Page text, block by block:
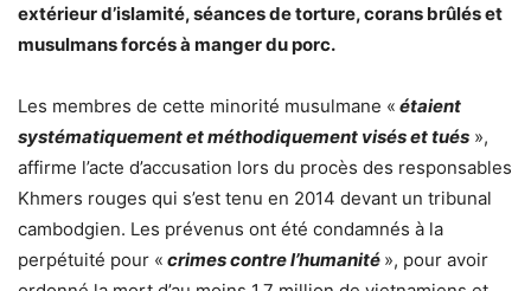
extérieur d’islamité, séances de torture, corans brûlés et
musulmans forcés à manger du porc.
Les membres de cette minorité musulmane « étaient
systématiquement et méthodiquement visés et tués »,
affirme l’acte d’accusation lors du procès des responsables
Khmers rouges qui s’est tenu en 2014 devant un tribunal
cambodgien. Les prévenus ont été condamnés à la
perpétuité pour « crimes contre l’humanité », pour avoir